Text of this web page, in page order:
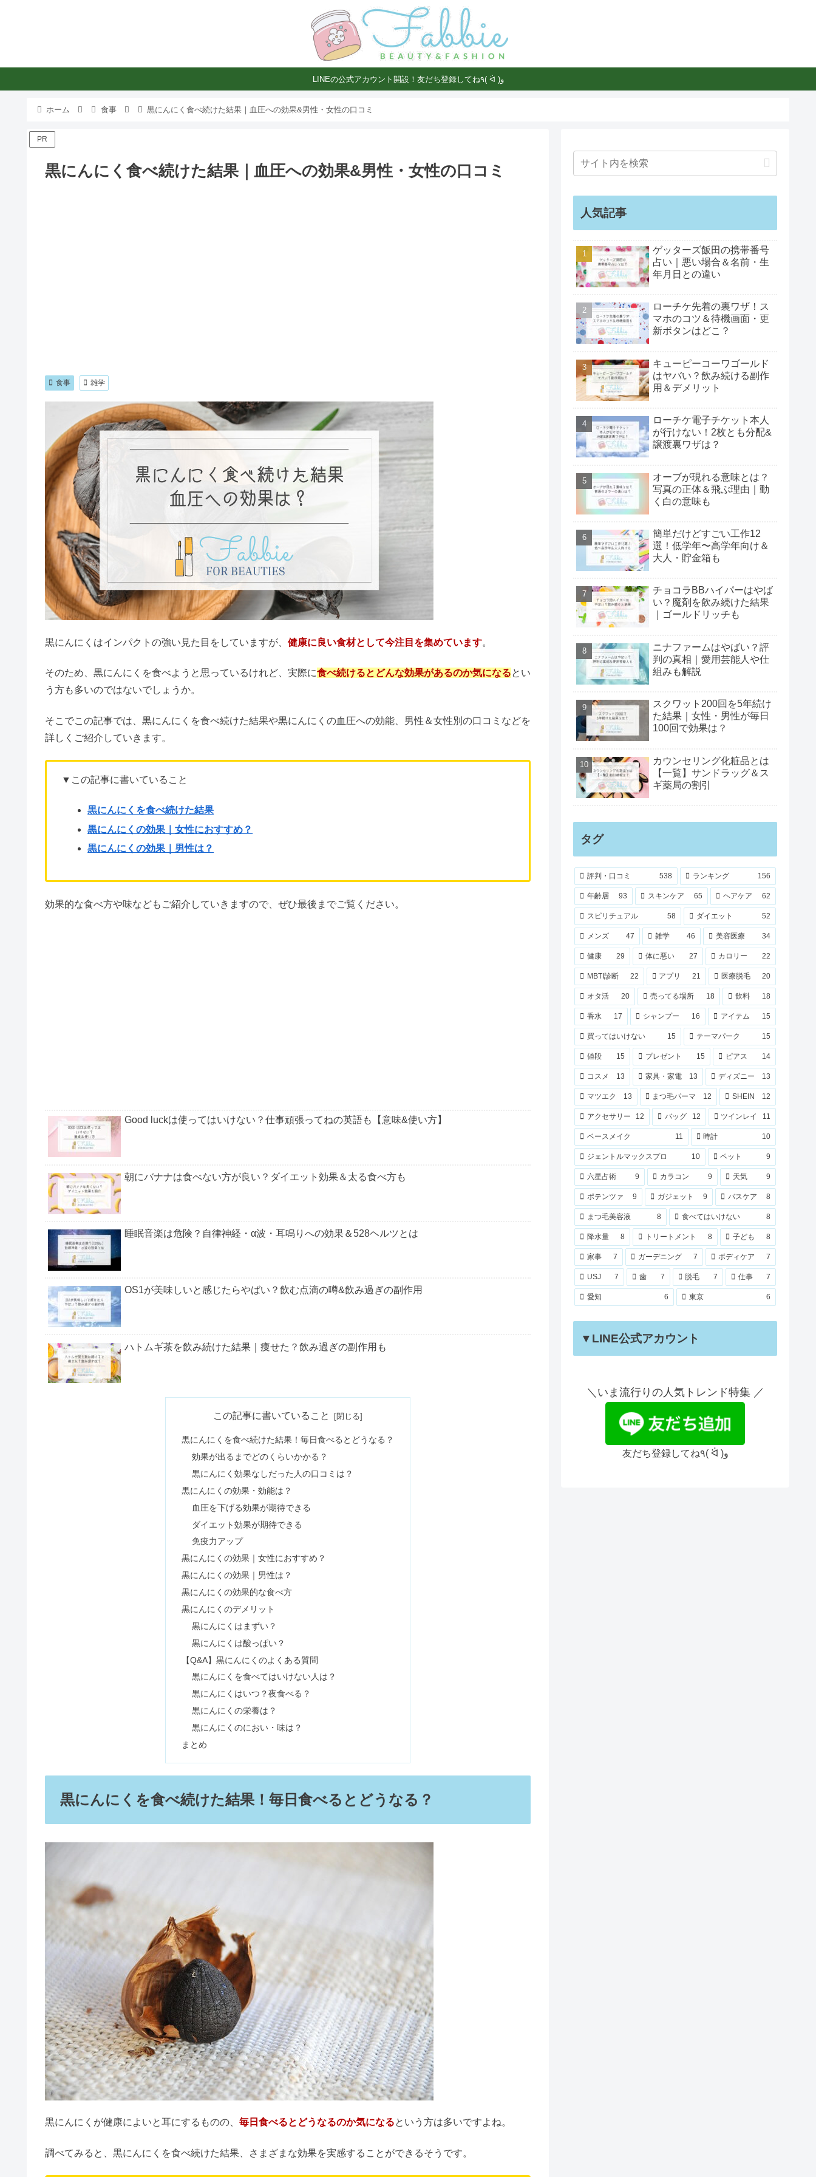
LINEの公式アカウント開設！友だち登録してね٩( ᐛ )و
ホーム 食事 黒にんにく食べ続けた結果｜血圧への効果&男性・女性の口コミ
PR
黒にんにく食べ続けた結果｜血圧への効果&男性・女性の口コミ
食事 雑学
黒にんにくはインパクトの強い見た目をしていますが、 健康に良い食材として今注目を集めています。
そのため、黒にんにくを食べようと思っているけれど、実際に食べ続けるとどんな効果があるのか気になるとい
う方も多いのではないでしょうか。
そこでこの記事では、黒にんにくを食べ続けた結果や黒にんにくの血圧への効能、男性＆女性別の口コミなどを
詳しくご紹介していきます。
▼この記事に書いていること
黒にんにくを食べ続けた結果
黒にんにくの効果｜女性におすすめ？
黒にんにくの効果｜男性は？
効果的な食べ方や味などもご紹介していきますので、ぜひ最後までご覧ください。
Good luckは使ってはいけない？仕事頑張ってねの英語も【意味&使い方】
朝にバナナは食べない方が良い？ダイエット効果＆太る食べ方も
睡眠音楽は危険？自律神経・α波・耳鳴りへの効果＆528ヘルツとは
OS1が美味しいと感じたらやばい？飲む点滴の噂&飲み過ぎの副作用
ハトムギ茶を飲み続けた結果｜痩せた？飲み過ぎの副作用も
ギフテッドの顔つき・話し方｜あるある・大人の特徴や芸能人
風速5mはどれくらい？釣り・洗濯物・自転車などシーン別【動画あり】
ストロングゼロはやばい？販売中止の噂＆ストローは危険性が高い？
お地蔵さんに手を合わせてはいけない？意味や拝み方・よだれかけ解説
鉄玉子は危険？副作用＆サビが体に悪い？効果はどれくらい
ダイソーの在庫確認する方法｜電話やネットで？取り寄せ方法も
降水量1mmとは実際どれくらい？雨や雪の動画まとめ【ゴルフ・ディズニー】
チャミスル体に悪い？まずい＆悪酔いがやばいの？【開け方も】
キンミヤ焼酎・甲類焼酎は体に悪い&まずい？飲み方・割り方も
ねこぶだしは体に悪い＆まずい？スーパーや生協にあるか口コミ調査
この記事に書いていること
黒にんにくを食べ続けた結果！毎日食べるとどうなる？
効果が出るまでどのくらいかかる？
黒にんにく効果なしだった人の口コミは？
黒にんにくの効果・効能は？
血圧を下げる効果が期待できる
ダイエット効果が期待できる
免疫力アップ
黒にんにくの効果｜女性におすすめ？
黒にんにくの効果｜男性は？
黒にんにくの効果的な食べ方
黒にんにくのデメリット
黒にんにくはまずい？
黒にんにくは酸っぱい？
【Q&A】黒にんにくのよくある質問
黒にんにくを食べてはいけない人は？
黒にんにくはいつ？夜食べる？
黒にんにくの栄養は？
黒にんにくのにおい・味は？
まとめ
黒にんにくを食べ続けた結果！毎日食べるとどうなる？
黒にんにくが健康によいと耳にするものの、 毎日食べるとどうなるのか気になるという方は多いですよね。
調べてみると、黒にんにくを食べ続けた結果、さまざまな効果を実感することができるそうです。
人気記事
ゲッターズ飯田の携帯番号
占い｜悪い場合＆名前・生
年月日との違い
ローチケ先着の裏ワザ！ス
マホのコツ＆待機画面・更
新ボタンはどこ？
キューピーコーワゴールド
はヤバい？飲み続ける副作
用＆デメリット
ローチケ電子チケット本人
が行けない！2枚とも分配&
譲渡裏ワザは？
オーブが現れる意味とは？
写真の正体＆飛ぶ理由｜動
く白の意味も
簡単だけどすごい工作12
選！低学年〜高学年向け＆
大人・貯金箱も
チョコラBBハイパーはやば
い？魔剤を飲み続けた結果
｜ゴールドリッチも
ニナファームはやばい？評
判の真相｜愛用芸能人や仕
組みも解説
スクワット200回を5年続け
た結果｜女性・男性が毎日
100回で効果は？
カウンセリング化粧品とは
【一覧】サンドラッグ＆ス
ギ薬局の割引
タグ
評判・口コミ 538 ランキング 156
年齢層 93 スキンケア 65 ヘアケア 62
スピリチュアル 58 ダイエット 52
メンズ 47 雑学 46 美容医療 34
健康 29 体に悪い 27 カロリー 22
MBTI診断 22 アプリ 21 医療脱毛 20
オタ活 20 売ってる場所 18 飲料 18
香水 17 シャンプー 16 アイテム 15
買ってはいけない 15 テーマパーク 15
値段 15 プレゼント 15 ピアス 14
コスメ 13 家具・家電 13 ディズニー 13
マツエク 13 まつ毛パーマ 12 SHEIN 12
アクセサリー 12 バッグ 12 ツインレイ 11
ベースメイク 11 時計 10
ジェントルマックスプロ 10 ペット 9
六星占術 9 カラコン 9 天気 9
ポテンツァ 9 ガジェット 9 バスケア 8
まつ毛美容液 8 食べてはいけない 8
降水量 8 トリートメント 8 子ども 8
家事 7 ガーデニング 7 ボディケア 7
USJ 7 歯 7 脱毛 7 仕事 7
愛知 6 東京 6
▼LINE公式アカウント
＼いま流行りの人気トレンド特集 ／
友だち登録してね٩( ᐛ )و